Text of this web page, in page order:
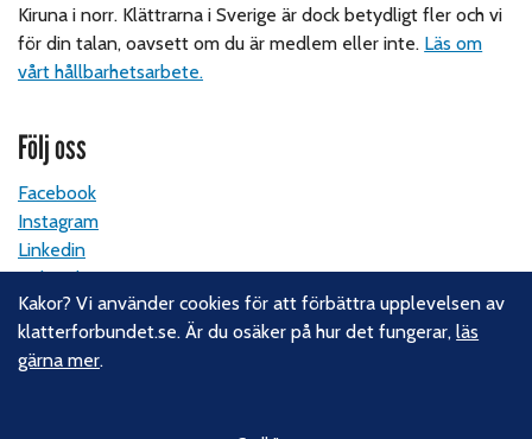
Kiruna i norr. Klättrarna i Sverige är dock betydligt fler och vi
för din talan, oavsett om du är medlem eller inte. Läs om
vårt hållbarhetsarbete.
Följ oss
Facebook
Instagram
Linkedin
Nyhetsbrev
Kontakt
Kakor? Vi använder cookies för att förbättra upplevelsen av
klatterforbundet.se. Är du osäker på hur det fungerar,läs
gärna mer.